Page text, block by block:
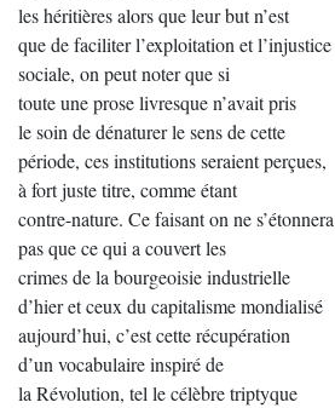
les héritières alors que leur but n’est
que de faciliter l’exploitation et l’injustice
sociale, on peut noter que si
toute une prose livresque n’avait pris
le soin de dénaturer le sens de cette
période, ces institutions seraient perçues,
à fort juste titre, comme étant
contre-nature. Ce faisant on ne s’étonnera
pas que ce qui a couvert les
crimes de la bourgeoisie industrielle
d’hier et ceux du capitalisme mondialisé
aujourd’hui, c’est cette récupération
d’un vocabulaire inspiré de
la Révolution, tel le célèbre triptyque